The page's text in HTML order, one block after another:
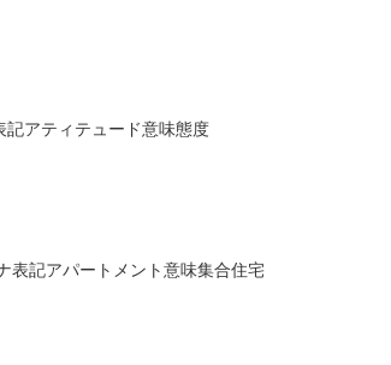
アティテュード意味態度
表記アパートメント意味集合住宅